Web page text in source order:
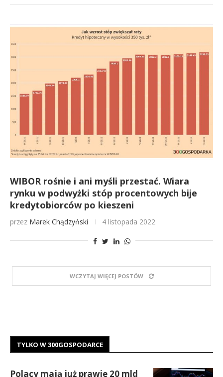
WIBOR rośnie i ani myśli przestać. Wiara
rynku w podwyżki stóp procentowych bije
kredytobiorców po kieszeni
przez Marek Chądzyński 4 listopada 2022
WCZYTAJ WIĘCEJ POSTÓW
TYLKO W 300GOSPODARCE
Polacy mają już prawie 20 mld